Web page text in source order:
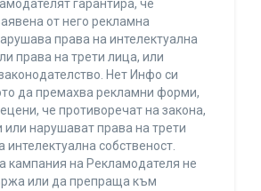
гарантира, че
от него рекламна
права на интелектуална
права на трети лица, или
Нет Инфо си
да премахва рекламни форми,
че противоречат на закона,
или нарушават права на трети
интелектуална собственост.
кампания на Рекламодателя не
или да препраща към